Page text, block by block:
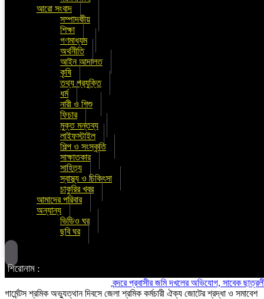
আরো সংবাদ
সম্পাদকীয়
শিক্ষা
গণমাধ্যম
অর্থনীতি
আইন আদালত
কৃষি
তথ্য প্রযুক্তি
ধর্ম
নারী ও শিশু
ফিচার
মুক্ত মন্তব্য
লাইফস্টাইল
শিল্প ও সংস্কৃতি
সাক্ষাতকার
সাহিত্য
স্বাস্থ্য ও চিকিৎসা
চাকুরির খবর
আমাদের পরিবার
অন্যান্য
ভিডিও ঘর
ছবি ঘর
শিরোনাম :
বন্দরে প্রবাসীর জমি দখলের অভিযোগ, সাবেক ছাত্রলীগ
গার্মেন্টস শ্রমিক অভ্যুত্থান দিবসে জেলা শ্রমিক কর্মচারী ঐক্য জোটের শ্রদ্ধা ও সমাবেশ